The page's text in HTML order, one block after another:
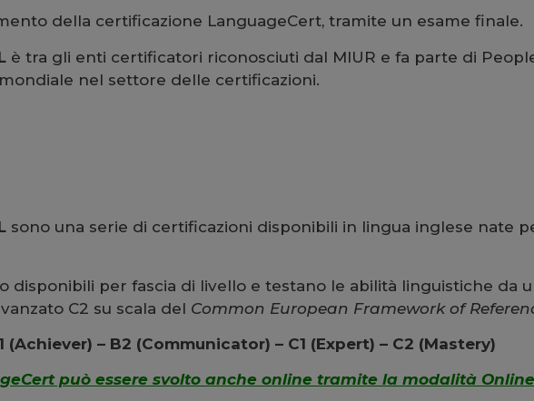
della certificazione LanguageCert, tramite un esame finale.
è tra gli enti certificatori riconosciuti dal MIUR e fa parte di
nel settore delle certificazioni.
sono una serie di certificazioni disponibili in lingua inglese nate
disponibili per fascia di livello e testano le abilità linguistiche da
C2 su scala del Common European Framework of
(Achiever) – B2 (Communicator) – C1 (Expert) – C2 (Mastery)
può essere svolto anche online tramite la modalità